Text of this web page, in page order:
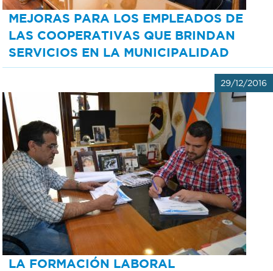
MEJORAS PARA LOS EMPLEADOS DE
LAS COOPERATIVAS QUE BRINDAN
SERVICIOS EN LA MUNICIPALIDAD
29/12/2016
LA FORMACIÓN LABORAL